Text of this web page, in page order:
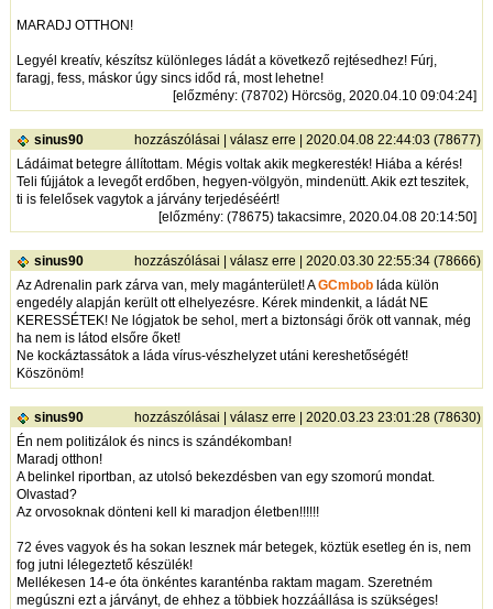
MARADJ OTTHON!
Legyél kreatív, készítsz különleges ládát a következő rejtésedhez! Fúrj,
faragj, fess, máskor úgy sincs időd rá, most lehetne!
[előzmény: (78702) Hörcsög, 2020.04.10 09:04:24]
sinus90 hozzászólásai |válasz erre | 2020.04.08 22:44:03 (78677)
Ládáimat betegre állítottam. Mégis voltak akik megkeresték! Hiába a kérés!
Teli fújjátok a levegőt erdőben, hegyen-völgyön, mindenütt. Akik ezt teszitek,
ti is felelősek vagytok a járvány terjedéséért!
[előzmény: (78675) takacsimre, 2020.04.08 20:14:50]
sinus90 hozzászólásai |válasz erre | 2020.03.30 22:55:34 (78666)
Az Adrenalin park zárva van, mely magánterület! AGCmbob láda külön
engedély alapján került ott elhelyezésre. Kérek mindenkit, a ládát NE
KERESSÉTEK! Ne lógjatok be sehol, mert a biztonsági őrök ott vannak, még
ha nem is látod elsőre őket!
Ne kockáztassátok a láda vírus-vészhelyzet utáni kereshetőségét!
Köszönöm!
sinus90 hozzászólásai |válasz erre | 2020.03.23 23:01:28 (78630)
Én nem politizálok és nincs is szándékomban!
Maradj otthon!
A belinkel riportban, az utolsó bekezdésben van egy szomorú mondat.
Olvastad?
Az orvosoknak dönteni kell ki maradjon életben!!!!!!
72 éves vagyok és ha sokan lesznek már betegek, köztük esetleg én is, nem
fog jutni lélegeztető készülék!
Mellékesen 14-e óta önkéntes karanténba raktam magam. Szeretném
megúszni ezt a járványt, de ehhez a többiek hozzáállása is szükséges!